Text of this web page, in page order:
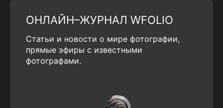
ОНЛАЙН–ЖУРНАЛ WFOLIO
Статьи и новости о мире фотографии,
прямые эфиры с известными
фотографами.